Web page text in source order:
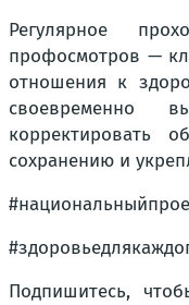
Регулярное
профосмотров —
отношения к
своевременно
корректировать
сохранению и
Подпишитесь,